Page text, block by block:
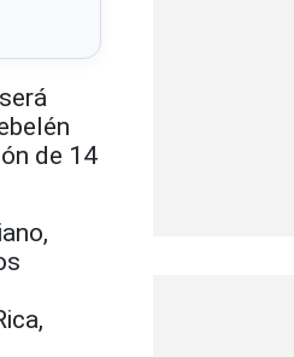
de 14